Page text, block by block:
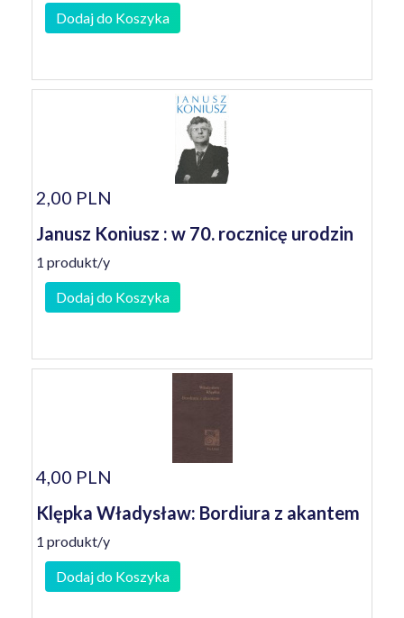
Dodaj do Koszyka
2,00 PLN
Janusz Koniusz : w 70. rocznicę urodzin
1 produkt/y
Dodaj do Koszyka
4,00 PLN
Klępka Władysław: Bordiura z akantem
1 produkt/y
Dodaj do Koszyka